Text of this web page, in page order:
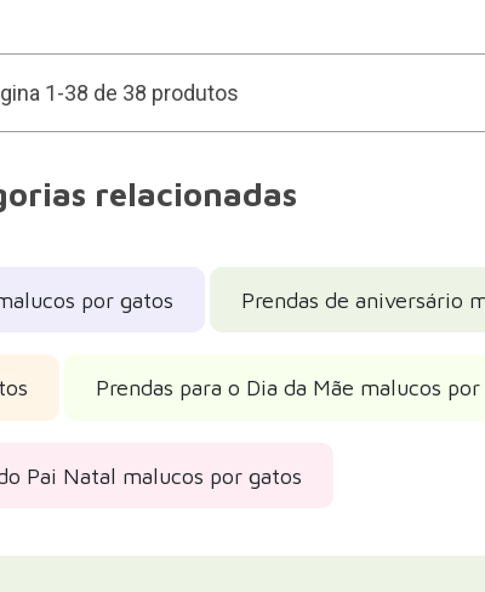
1-38 de 38 produtos
relacionadas
por gatos Prendas de aniversário
Prendas para o Dia da Mãe malucos
Pai Natal malucos por gatos